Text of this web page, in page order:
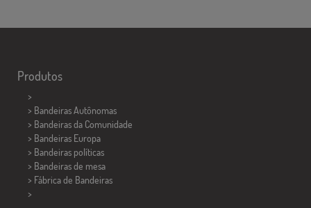
Produtos
>
> Bandeiras Autônomas
> Bandeiras da Comunidade
> Bandeiras Europa
> Bandeiras políticas
> Bandeiras de mesa
> Fábrica de Bandeiras
>